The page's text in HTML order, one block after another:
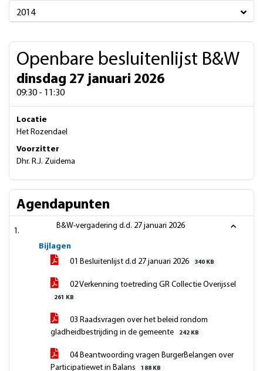
2014
Openbare besluitenlijst B&W
dinsdag 27 januari 2026
09:30 - 11:30
Locatie
Het Rozendael
Voorzitter
Dhr. R.J. Zuidema
Agendapunten
B&W-vergadering d.d. 27 januari 2026
Bijlagen
01 Besluitenlijst d.d 27 januari 2026
340 KB
02 Verkenning toetreding GR Collectie Overijssel
261 KB
03 Raadsvragen over het beleid rondom
gladheidbestrijding in de gemeente
242 KB
04 Beantwoording vragen BurgerBelangen over
Participatiewet in Balans
188 KB